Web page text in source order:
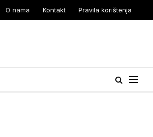
O nama Kontakt Pravila korištenja